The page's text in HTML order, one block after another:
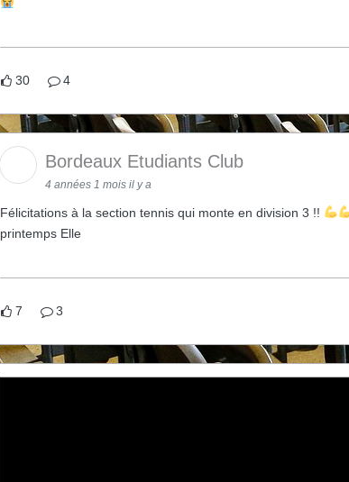
30 4
Bordeaux Etudiants Club
4 années 1 mois il y a
Félicitations à la section tennis qui monte en division 3 !!
printemps Elle
7 3